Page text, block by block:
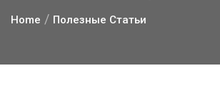
Home Полезные Статьи